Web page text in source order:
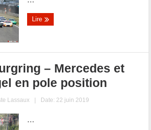
Lire
– Mercedes et
en pole position
Lassaux | Date: 22 juin 2019
...